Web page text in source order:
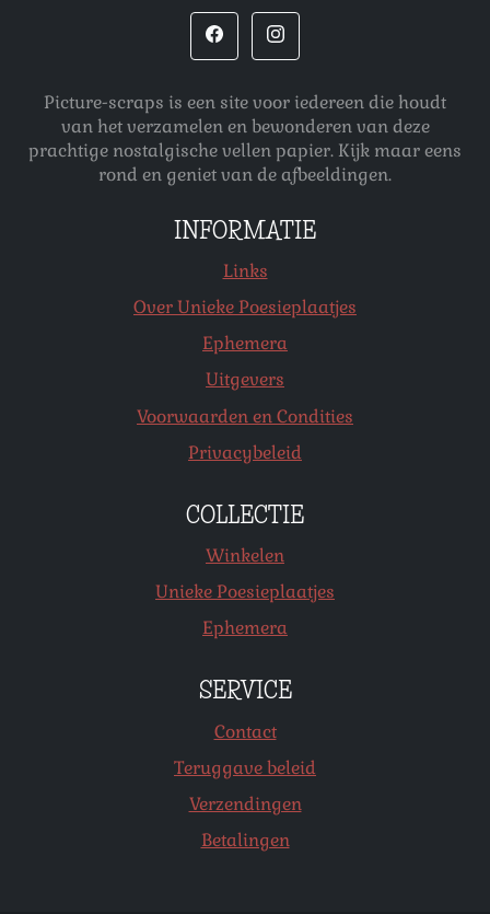
Picture-scraps is een site voor iedereen die houdt
van het verzamelen en bewonderen van deze
prachtige nostalgische vellen papier. Kijk maar eens
rond en geniet van de afbeeldingen.
INFORMATIE
Links
Over Unieke Poesieplaatjes
Ephemera
Uitgevers
Voorwaarden en Condities
Privacybeleid
COLLECTIE
Winkelen
Unieke Poesieplaatjes
Ephemera
SERVICE
Contact
Teruggave beleid
Verzendingen
Betalingen